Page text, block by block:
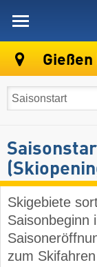
Skigebiete
Saisonbeginn
zum Skifahren